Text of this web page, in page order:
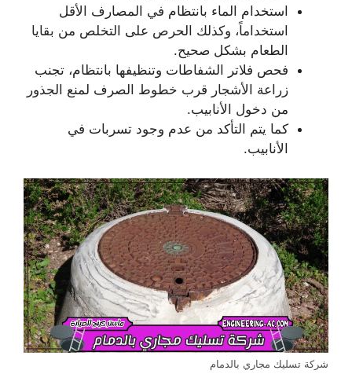
استخدام الماء بانتظام في المصارف الأقل
استخداماً، وكذلك الحرص على التخلص من بقايا
الطعام بشكل صحيح.
فحص فلاتر الشفاطات وتنظيفها بانتظام، تجنب
زراعة الأشجار قرب خطوط الصرف لمنع الجذور
من دخول الأنابيب.
كما يتم التأكد من عدم وجود تسربات في
الأنابيب.
شركة تسليك مجاري بالدمام